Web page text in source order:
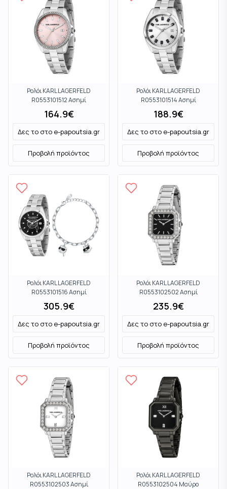
Ρολόι KARL LAGERFELD
R0553101512 Ασημί
164.9€
Δες το στο e-papoutsia.gr
Προβολή προϊόντος
Ρολόι KARL LAGERFELD
R0553101514 Ασημί
188.9€
Δες το στο e-papoutsia.gr
Προβολή προϊόντος
Ρολόι KARL LAGERFELD
R0553101516 Ασημί
305.9€
Δες το στο e-papoutsia.gr
Προβολή προϊόντος
Ρολόι KARL LAGERFELD
R0553102502 Ασημί
235.9€
Δες το στο e-papoutsia.gr
Προβολή προϊόντος
Ρολόι KARL LAGERFELD
R0553102503 Ασημί
Ρολόι KARL LAGERFELD
R0553102504 Μαύρο